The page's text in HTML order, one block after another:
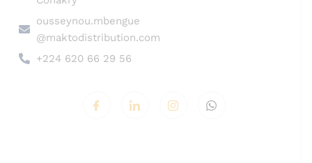
ousseynou.mbengue
@maktodistribution.com
+224 620 66 29 56